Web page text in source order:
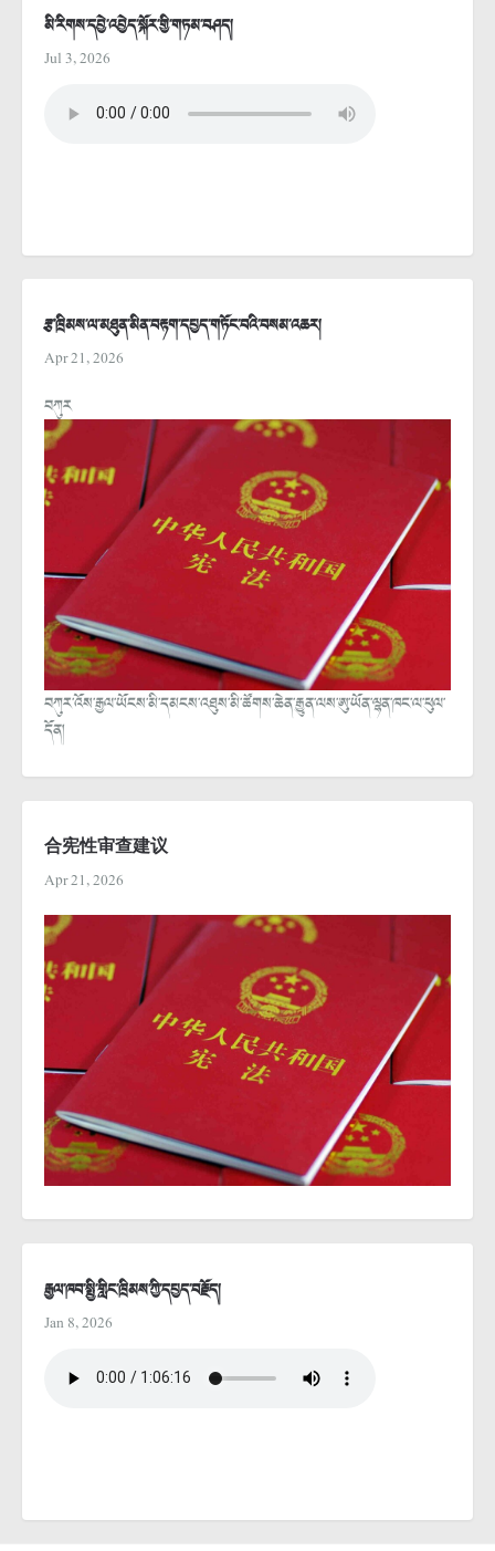
མི་རིགས་དབྱེ་འབྱེད་སྐོར་གྱི་གཏམ་བཤད།
Jul 3, 2026
རྩ་ཁྲིམས་ལ་མཐུན་མིན་བརྟག་དཔྱད་གཏོང་བའི་བསམ་འཆར།
Apr 21, 2026
བཀུར
བཀུར་འོས་རྒྱལ་ཡོངས་མི་དམངས་འཐུས་མི་ཚོགས་ཆེན་རྒྱུན་ལས་ཨུ་ཡོན་ལྷན་ཁང་ལ་ཕུལ་
དོན།
合宪性审查建议
Apr 21, 2026
རྒྱལ་ཁབ་སྤྱི་གླིང་ཁྲིམས་ཀྱི་དཔྱད་བརྗོད།
Jan 8, 2026